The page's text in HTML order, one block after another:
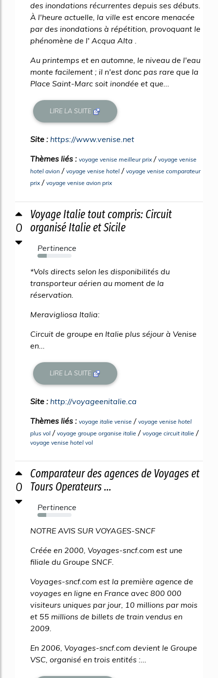
des inondations récurrentes depuis ses débuts.
À l'heure actuelle, la ville est encore menacée
par des inondations à répétition, provoquant le
phénomène de l' Acqua Alta .
Au printemps et en automne, le niveau de l'eau
monte facilement ; il n'est donc pas rare que la
Place Saint-Marc soit inondée et que...
LIRE LA SUITE
Site : https://www.venise.net
Thèmes liés : voyage venise meilleur prix / voyage venise
hotel avion / voyage venise hotel / voyage venise comparateur
prix / voyage venise avion prix
0
Voyage Italie tout compris: Circuit
organisé Italie et Sicile
Pertinence
27%
*Vols directs selon les disponibilités du
transporteur aérien au moment de la
réservation.
Meravigliosa Italia:
Circuit de groupe en Italie plus séjour à Venise
en...
LIRE LA SUITE
Site : http://voyageenitalie.ca
Thèmes liés : voyage italie venise / voyage venise hotel
plus vol / voyage groupe organise italie / voyage circuit italie /
voyage venise hotel vol
0
Comparateur des agences de Voyages et
Tours Operateurs ...
Pertinence
26%
NOTRE AVIS SUR VOYAGES-SNCF
Créée en 2000, Voyages-sncf.com est une
filiale du Groupe SNCF.
Voyages-sncf.com est la première agence de
voyages en ligne en France avec 800 000
visiteurs uniques par jour, 10 millions par mois
et 55 millions de billets de train vendus en
2009.
En 2006, Voyages-sncf.com devient le Groupe
VSC, organisé en trois entités :...